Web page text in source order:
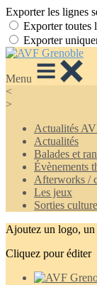
Exporter les lignes
Exporter toutes
Exporter
Menu
<
>
Actualités
Actualités
Balades et
Évènements
Afterworks /
Les jeux
Sorties
Ajoutez un logo, un
Cliquez pour éditer